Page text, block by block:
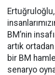
BM’nin
artık
bir BM
senaryo